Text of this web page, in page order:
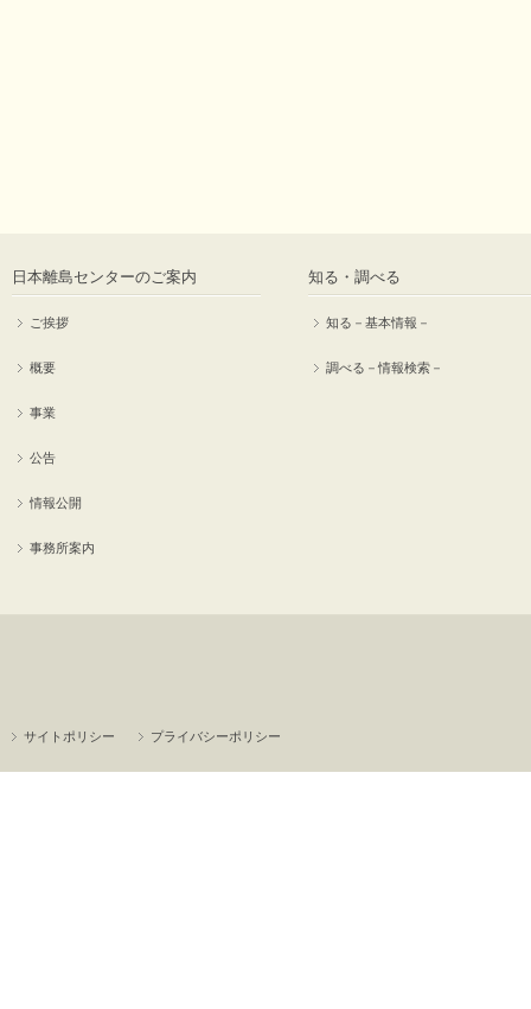
日本離島センターのご案内
ご挨拶
概要
事業
公告
情報公開
事務所案内
知る・調べる
知る－基本情報－
調べる－情報検索－
サイトポリシー プライバシーポリシー